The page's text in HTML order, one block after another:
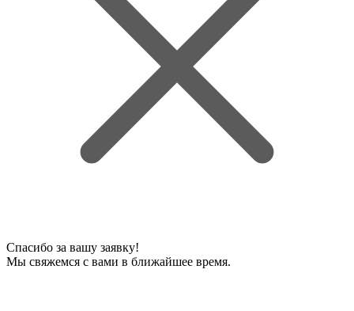
Спасибо за вашу заявку!
Мы свяжемся с вами в ближайшее время.